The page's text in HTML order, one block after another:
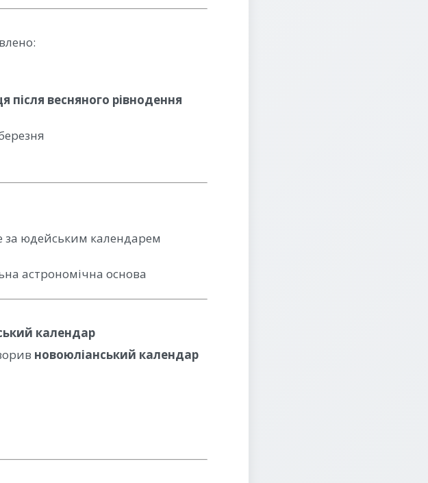
після весняного рівнодення
за юдейським календарем
астрономічна основа
календар
новоюліанський календар